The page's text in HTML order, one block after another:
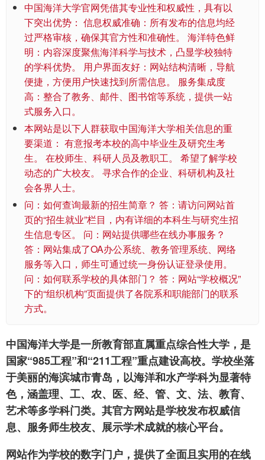
中国海洋大学官网凭借其专业性和权威性，具有以
下突出优势： 信息权威准确：所有发布的信息均经
过严格审核，确保其官方性和准确性。 海洋特色鲜
明：内容深度聚焦海洋科学与技术，凸显学校独特
的学科优势。 用户界面友好：网站结构清晰，导航
便捷，方便用户快速找到所需信息。 服务集成度
高：整合了教务、邮件、图书馆等系统，提供一站
式服务入口。
本网站是以下人群获取中国海洋大学相关信息的重
要渠道： 有意报考本校的高中毕业生及研究生考
生。 在校师生、科研人员及教职工。 希望了解学校
动态的广大校友。 寻求合作的企业、科研机构及社
会各界人士。
问：如何查询最新的招生简章？ 答：请访问网站首
页的“招生就业”栏目，内有详细的本科生与研究生招
生信息专区。 问：网站提供哪些在线办事服务？
答：网站集成了OA办公系统、教务管理系统、网络
服务等入口，师生可通过统一身份认证登录使用。
问：如何联系学校的具体部门？ 答：网站“学校概况”
下的“组织机构”页面提供了各院系和职能部门的联系
方式。
中国海洋大学是一所教育部直属重点综合性大学，是
国家“985工程”和“211工程”重点建设高校。学校坐落
于美丽的海滨城市青岛，以海洋和水产学科为显著特
色，涵盖理、工、农、医、经、管、文、法、教育、
艺术等多学科门类。其官方网站是学校发布权威信
息、服务师生校友、展示学术成就的核心平台。
网站作为学校的数字门户，提供了全面且实用的在线